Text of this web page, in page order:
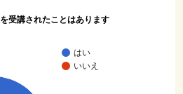
受講されたことはあります
はい
いいえ